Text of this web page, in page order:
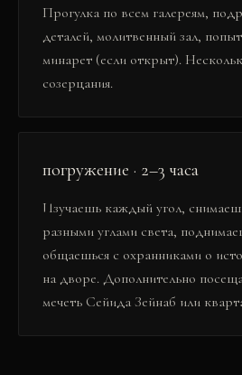
Прогулка по всем галереям,
деталей, молитвенный зал,
минарет (если открыт).
созерцания.
погружение · 2–3 часа
Изучаешь каждый угол,
разными углами света,
общаешься с охранниками о
на дворе. Дополнительно
мечеть Сейида Зейнаб или